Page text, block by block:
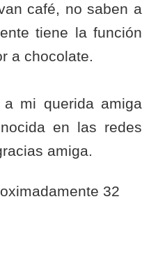
café, no saben a
tiene la función
a chocolate.
mi querida amiga
en las redes
amiga.
32